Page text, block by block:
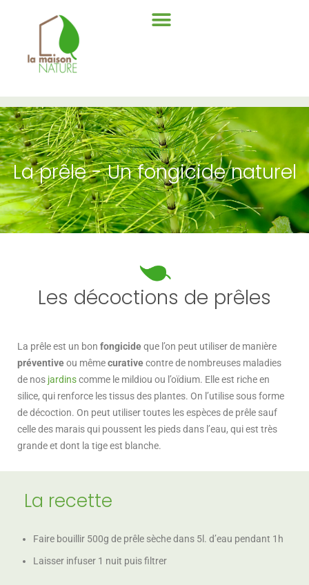
Le potager BIO
La prêle - Un fongicide naturel
Les décoctions de prêles
La prêle est un bon fongicideque l’on peut utiliser de manière
préventiveou mêmecurativecontre de nombreuses maladies
de nos jardinscomme le mildiou ou l’oïdium. Elle est riche en
silice, qui renforce les tissus des plantes. On l’utilise sous forme
de décoction. On peut utiliser toutes les espèces de prêle sauf
celle des marais qui poussent les pieds dans l’eau, qui est très
grande et dont la tige est blanche.
La recette
Faire bouillir 500g de prêle sèche dans 5l. d’eau pendant 1h
Laisser infuser 1 nuit puis filtrer